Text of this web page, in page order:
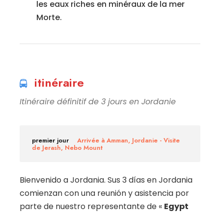
les eaux riches en minéraux de la mer
Morte.
itinéraire
Itinéraire définitif de 3 jours en Jordanie
premier jour Arrivée à Amman, Jordanie - Visite
de Jerash, Nebo Mount
Bienvenido a Jordania. Sus 3 días en Jordania
comienzan con una reunión y asistencia por
parte de nuestro representante de « Egypt